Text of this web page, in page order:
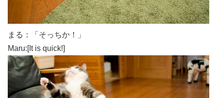
まる：「そっちか！」
Maru:[It is quick!]